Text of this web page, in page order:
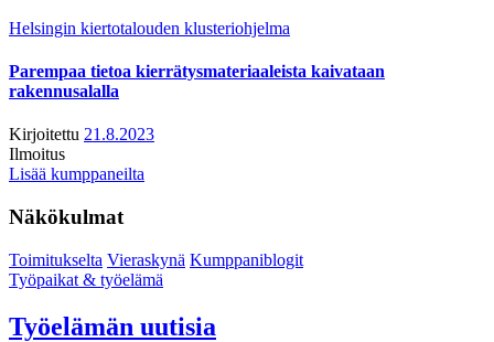
Helsingin kiertotalouden klusteriohjelma
Parempaa tietoa kierrätysmateriaaleista kaivataan
rakennusalalla
Kirjoitettu 21.8.2023
Ilmoitus
Lisää kumppaneilta
Näkökulmat
Toimitukselta Vieraskynä Kumppaniblogit
Työpaikat & työelämä
Työelämän uutisia